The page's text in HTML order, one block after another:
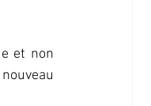
et non